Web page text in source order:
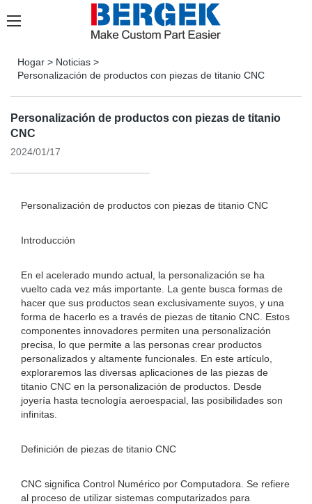
Hogar > Noticias >
Personalización de productos con piezas de titanio CNC
Personalización de productos con piezas de titanio
CNC
2024/01/17
Personalización de productos con piezas de titanio CNC
Introducción
En el acelerado mundo actual, la personalización se ha
vuelto cada vez más importante. La gente busca formas de
hacer que sus productos sean exclusivamente suyos, y una
forma de hacerlo es a través de piezas de titanio CNC. Estos
componentes innovadores permiten una personalización
precisa, lo que permite a las personas crear productos
personalizados y altamente funcionales. En este artículo,
exploraremos las diversas aplicaciones de las piezas de
titanio CNC en la personalización de productos. Desde
joyería hasta tecnología aeroespacial, las posibilidades son
infinitas.
Definición de piezas de titanio CNC
CNC significa Control Numérico por Computadora. Se refiere
al proceso de utilizar sistemas computarizados para